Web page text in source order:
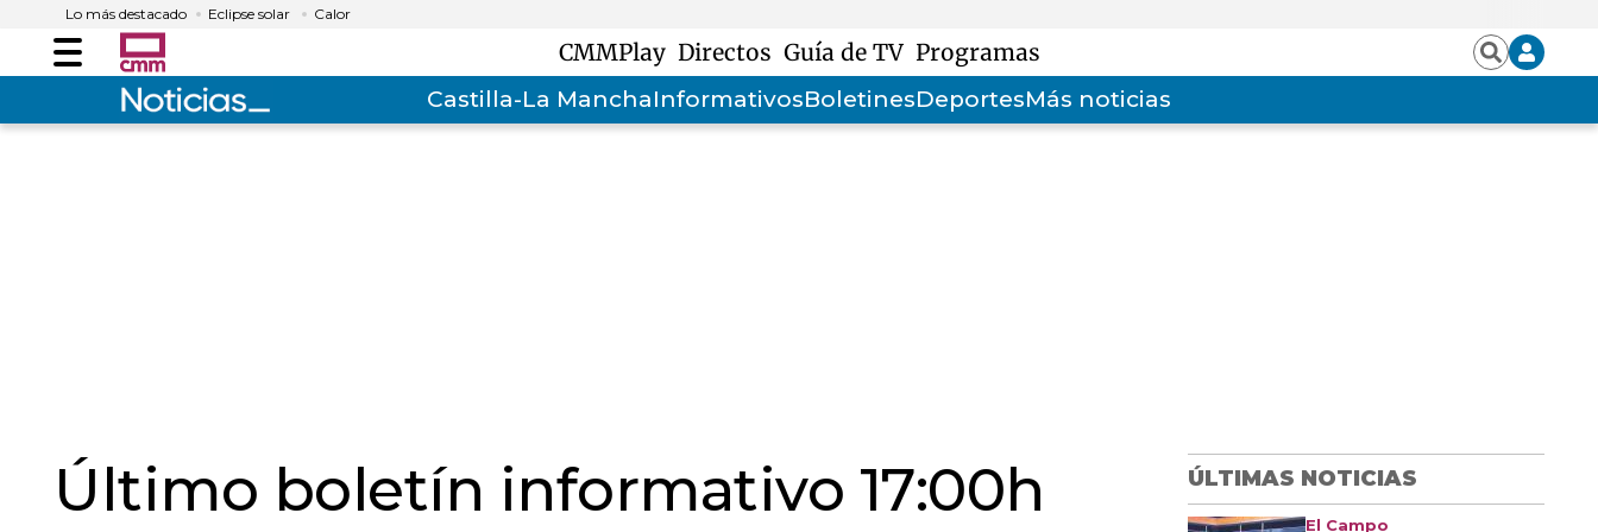
Lo más destacado Eclipse solar Calor
Menú CMMPlay Directos Guía de TV Programas BuscarIniciar
sesión
Castilla-La ManchaInformativosBoletinesDeportesMás noticias
Último boletín informativo 17:00h
ÚLTIMAS NOTICIAS
El Campo